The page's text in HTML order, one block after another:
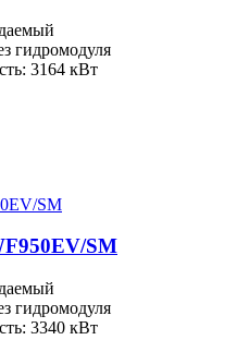
гидромодуля
3164 кВт
SM
гидромодуля
3340 кВт